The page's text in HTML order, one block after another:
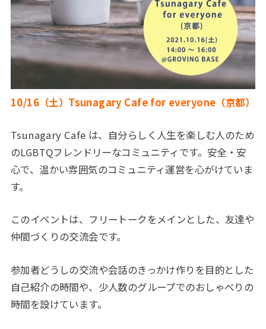
10/16（土）Tsunagary Cafe for everyone（京都）
Tsunagary Cafe は、自分らしく人生を楽しむ人のため
のLGBTQフレンドリーなコミュニティです。安全・安
心で、温かい雰囲気のコミュニティ運営を心がけていま
す。
このイベントは、フリートークをメインとした、友達や
仲間づくりの交流会です。
参加者どうしの交流や会話のきっかけ作りを目的とした
自己紹介の時間や、少人数のグループでのおしゃべりの
時間を設けています。